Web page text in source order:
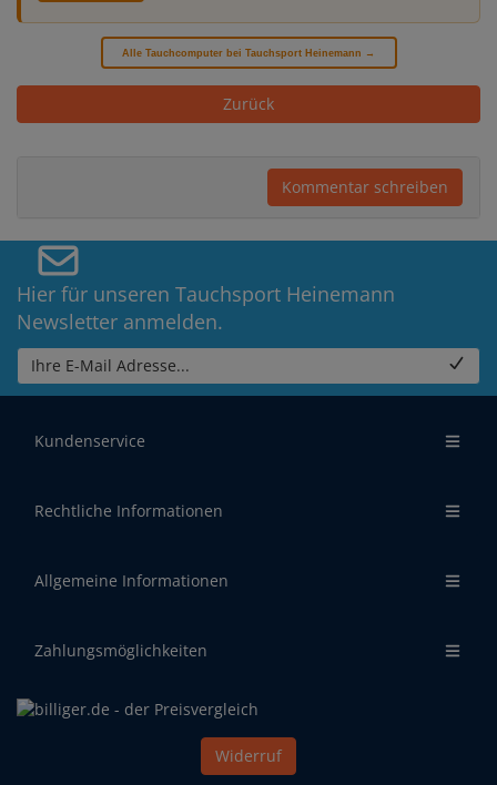
Alle Tauchcomputer bei Tauchsport Heinemann →
Zurück
Kommentar schreiben
Hier für unseren Tauchsport Heinemann
Newsletter anmelden.
Ihre E-Mail Adresse...
Kundenservice
Rechtliche Informationen
Allgemeine Informationen
Zahlungsmöglichkeiten
Widerruf